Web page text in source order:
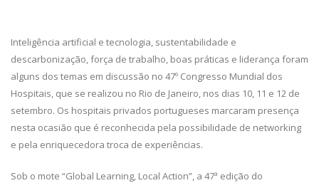
Inteligência artificial e tecnologia, sustentabilidade e
descarbonização, força de trabalho, boas práticas e liderança foram
alguns dos temas em discussão no 47º Congresso Mundial dos
Hospitais, que se realizou no Rio de Janeiro, nos dias 10, 11 e 12 de
setembro. Os hospitais privados portugueses marcaram presença
nesta ocasião que é reconhecida pela possibilidade de networking
e pela enriquecedora troca de experiências.
Sob o mote “Global Learning, Local Action”, a 47ª edição do